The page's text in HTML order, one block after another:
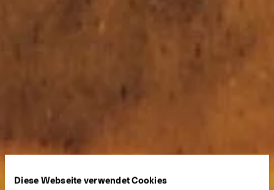
Diese Webseite verwendet Cookies